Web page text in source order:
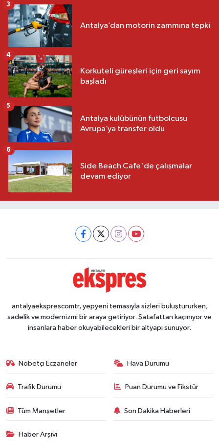
Antalya’dan motorin zammına tepki
3
Korkuteli güreşleri için geri sayım
başladı
4
Antalya kulübünün futbolcusu
Avrupa’ya transfer oldu
5
Side Beach Cafe'de çalışmalar
devam ediyor
6
antalyaeksprescomtr, yepyeni temasıyla sizleri buluştururken,
sadelik ve modernizmi bir araya getiriyor. Şatafattan kaçınıyor ve
insanlara haber okuyabilecekleri bir altyapı sunuyor.
Nöbetçi Eczaneler Hava Durumu
Trafik Durumu Puan Durumu ve Fikstür
Tüm Manşetler Son Dakika Haberleri
Haber Arşivi